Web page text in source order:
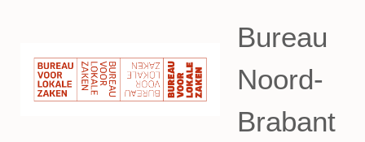
Bureau
Noord-
Brabant